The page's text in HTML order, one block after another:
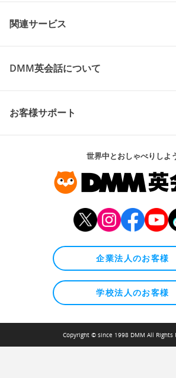
関連サービス
DMM英会話について
お客様サポート
世界中とおしゃべりしよ
企業法人のお客様
学校法人のお客様
Copyright © since 1998 DMM All Rights